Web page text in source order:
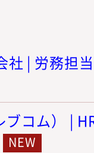
社 | 労務担
コム） |